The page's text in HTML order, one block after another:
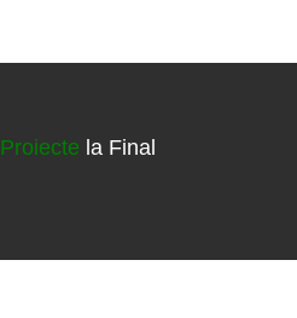
Proiecte la Final